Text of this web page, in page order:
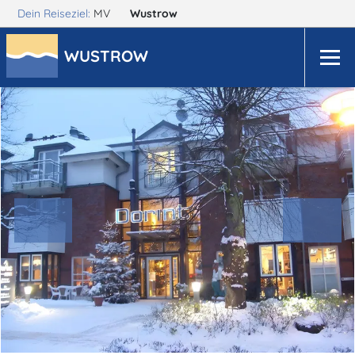
Dein Reiseziel: MV Wustrow
WUSTROW